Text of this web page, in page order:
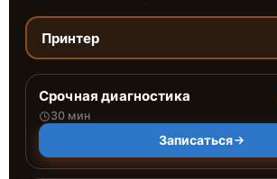
Принтер
Срочная диагностика
30 мин
Записаться